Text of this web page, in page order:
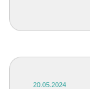
20.05.2024